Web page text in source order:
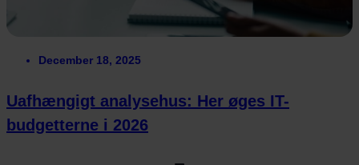
December 18, 2025
Uafhængigt analysehus: Her øges IT-
budgetterne i 2026